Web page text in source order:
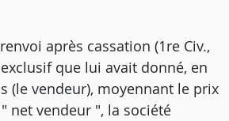
après cassation (1re Civ.,
que lui avait donné, en
(le vendeur), moyennant le prix
net vendeur ", la société